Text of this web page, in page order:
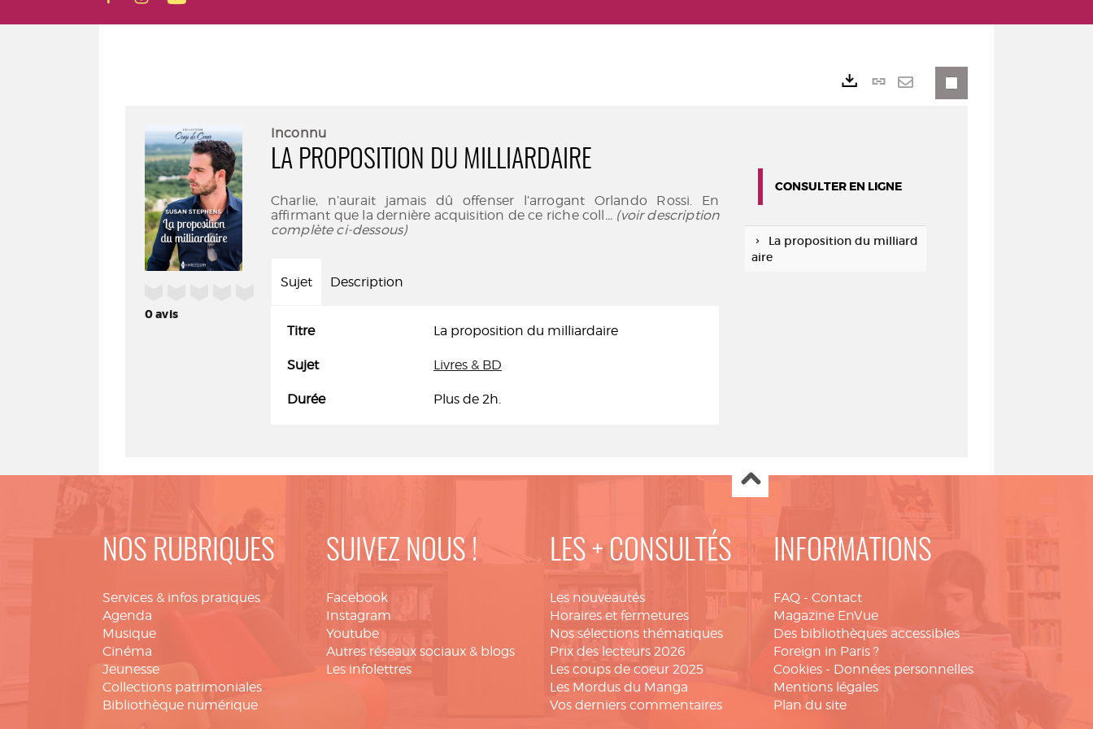
0avis
Inconnu
LA PROPOSITION DU MILLIARDAIRE
Charlie, n’aurait jamais dû offenser l’arrogant Orlando Rossi. En
affirmant que la dernière acquisition de ce riche coll... (voir description
complète ci-dessous)
Sujet Description
Titre La proposition du milliardaire
Sujet Livres & BD
Durée Plus de 2h.
Lien
CONSULTER EN LIGNE
La proposition du milliard
aire
NOS RUBRIQUES
Services & infos pratiques
Agenda
Musique
Cinéma
Jeunesse
Collections patrimoniales
Bibliothèque numérique
SUIVEZ NOUS !
Facebook
Instagram
Youtube
Autres réseaux sociaux & blogs
Les infolettres
LES + CONSULTÉS
Les nouveautés
Horaires et fermetures
Nos sélections thématiques
Prix des lecteurs 2026
Les coups de coeur 2025
Les Mordus du Manga
Vos derniers commentaires
INFORMATIONS
FAQ - Contact
Magazine EnVue
Des bibliothèques accessibles
Foreign in Paris ?
Cookies - Données personnelles
Mentions légales
Plan du site